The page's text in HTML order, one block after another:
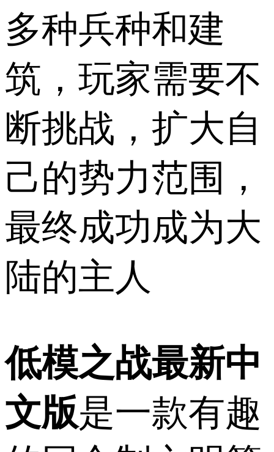
多种兵种和建
筑，玩家需要不
断挑战，扩大自
己的势力范围，
最终成功成为大
陆的主人
低模之战最新中
文版是一款有趣